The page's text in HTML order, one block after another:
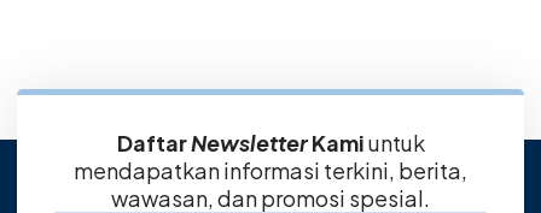
DaftarNewsletterKamiuntuk
mendapatkan informasi terkini, berita,
wawasan, dan promosi spesial.